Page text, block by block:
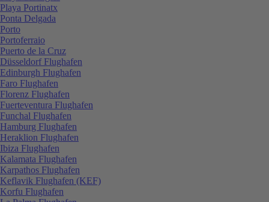
Playa Portinatx
Ponta Delgada
Porto
Portoferraio
Puerto de la Cruz
Düsseldorf Flughafen
Edinburgh Flughafen
Faro Flughafen
Florenz Flughafen
Fuerteventura Flughafen
Funchal Flughafen
Hamburg Flughafen
Heraklion Flughafen
Ibiza Flughafen
Kalamata Flughafen
Karpathos Flughafen
Keflavik Flughafen (KEF)
Korfu Flughafen